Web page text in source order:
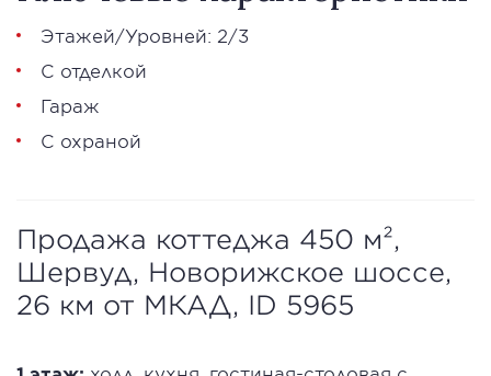
Этажей/Уровней: 2/3
С отделкой
Гараж
С охраной
Продажа коттеджа 450 м²,
Шервуд, Новорижское шоссе,
26 км от МКАД, ID 5965